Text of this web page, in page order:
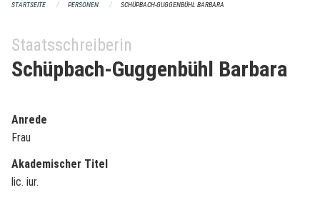
STARTSEITE PERSONEN SCHÜPBACH-GUGGENBÜHL BARBARA
Staatsschreiberin
Schüpbach-Guggenbühl Barbara
Anrede
Frau
Akademischer Titel
lic. iur.